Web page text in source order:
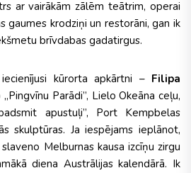
ar vairākām zālēm teātrim, operai
gaumes krodziņi un restorāni, gan ik
brīvdabas gadatirgus.
kūrorta apkārtni – Filipa
„Pingvīnu Parādi”, Lielo Okeāna ceļu,
apustuļi”, Port Kempbelas
skulptūras. Ja iespējams ieplānot,
Melburnas kausa izcīņu zirgu
diena Austrālijas kalendārā. Ik